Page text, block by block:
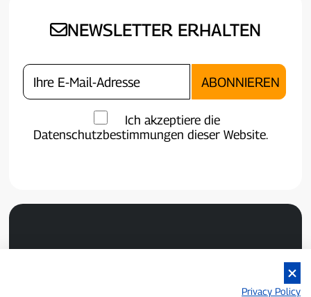
NEWSLETTER ERHALTEN
Ich akzeptiere die
Datenschutzbestimmungen dieser Website.
Privacy Policy